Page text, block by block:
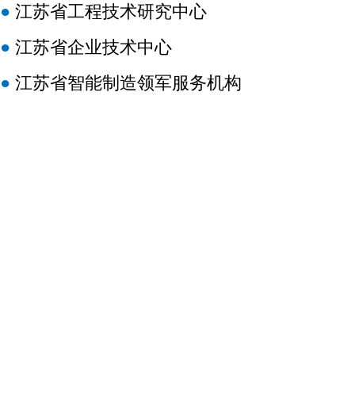
● 江苏省工程技术研究中心
● 江苏省企业技术中心
● 江苏省智能制造领军服务机构